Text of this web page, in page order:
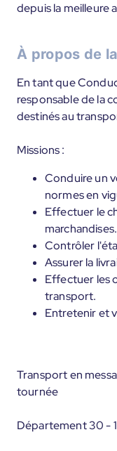
depuis la meilleure
À propos de
En tant que
responsable de la
destinés au
Missions :
Conduire un
normes en
Effectuer le
marchandises.
Contrôler
Assurer la
Effectuer les
transport.
Entretenir et
Transport en
tournée
Département 30 -